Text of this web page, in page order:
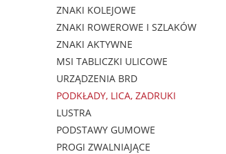
ZNAKI KOLEJOWE
ZNAKI ROWEROWE I SZLAKÓW
ZNAKI AKTYWNE
MSI TABLICZKI ULICOWE
URZĄDZENIA BRD
PODKŁADY, LICA, ZADRUKI
LUSTRA
PODSTAWY GUMOWE
PROGI ZWALNIAJĄCE